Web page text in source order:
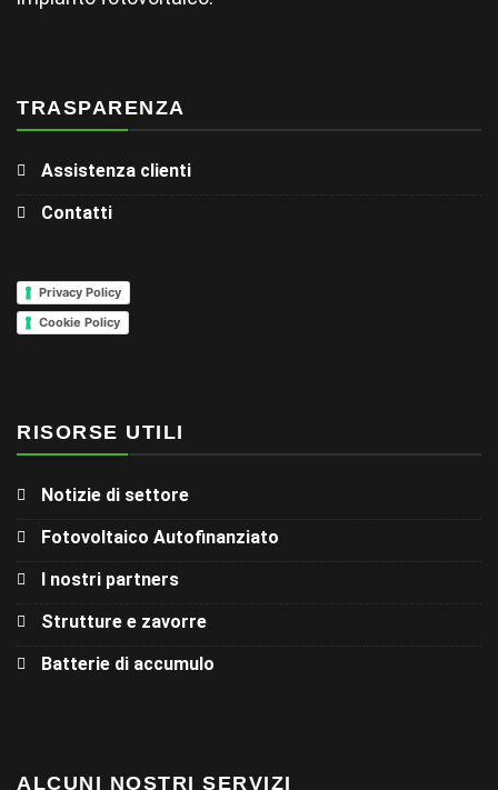
TRASPARENZA
Assistenza clienti
Contatti
Privacy Policy
Cookie Policy
RISORSE UTILI
Notizie di settore
Fotovoltaico Autofinanziato
I nostri partners
Strutture e zavorre
Batterie di accumulo
ALCUNI NOSTRI SERVIZI